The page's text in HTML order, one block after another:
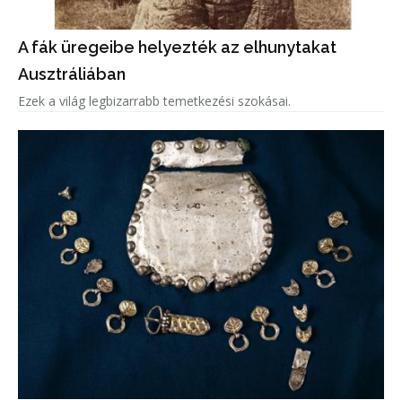
A fák üregeibe helyezték az elhunytakat
Ausztráliában
Ezek a világ legbizarrabb temetkezési szokásai.